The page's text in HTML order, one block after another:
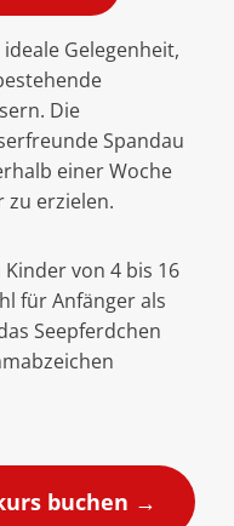
Gelegenheit,
Die
Spandau
einer Woche
zu erzielen.
von 4 bis 16
für Anfänger als
Seepferdchen
buchen →